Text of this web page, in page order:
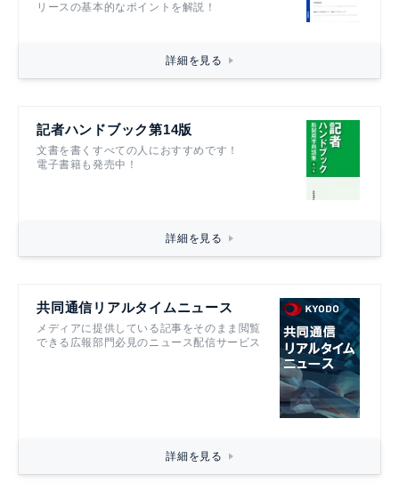
リースの基本的なポイントを解説！
詳細を見る
記者ハンドブック第14版
文書を書くすべての人におすすめです！
電子書籍も発売中！
詳細を見る
共同通信リアルタイムニュース
メディアに提供している記事をそのまま閲覧
できる広報部門必見のニュース配信サービス
詳細を見る